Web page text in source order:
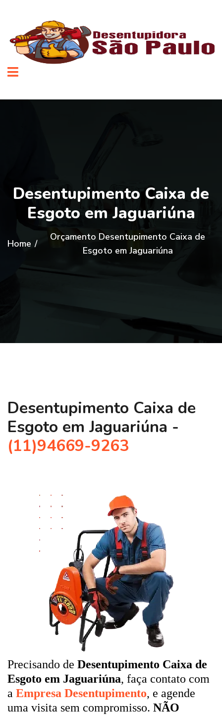
Desentupimento Caixa de
Esgoto em Jaguariúna
Home /
Orçamento Desentupimento Caixa de
Esgoto em Jaguariúna
Desentupimento Caixa de
Esgoto em Jaguariúna -
(11)94669-9263
Precisando de Desentupimento Caixa de
Esgoto em Jaguariúna, faça contato com
a Empresa Desentupimento, e agende
uma visita sem compromisso. NÃO